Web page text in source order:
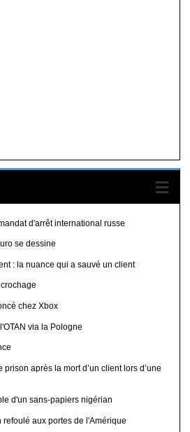
d'arrêt international russe
se dessine
: la nuance qui a sauvé un client
chez Xbox
via la Pologne
prison après la mort d’un client lors d’une
d'un sans-papiers nigérian
refoulé aux portes de l'Amérique